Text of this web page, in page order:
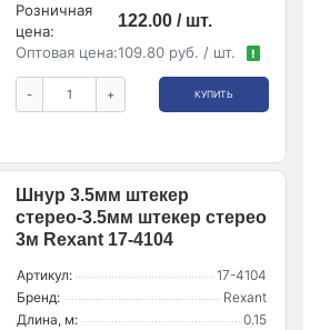
Розничная
цена:
122.00 / шт.
Оптовая цена:109.80 руб. / шт. !
- + КУПИТЬ
Шнур 3.5мм штекер
стерео-3.5мм штекер стерео
3м Rexant 17-4104
Артикул:
17-4104
Бренд:
Rexant
Длина, м:
0.15